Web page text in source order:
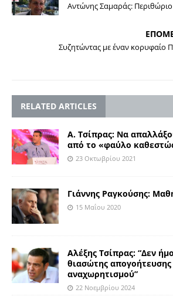
Αντώνης Σαμαράς: Περιθώριο
Συζητώντας με έναν κορυφαίο
RELATED ARTICLES
Α. Τσίπρας: Να
από το «φαύλο
23 Οκτωβρίου 2021
Γιάννης Ραγκούσης:
15 Μαΐου 2020
Aλέξης Τσίπρας: “Δεν
θιασώτης απογοήτευσης
αναχωρητισμού”
22 Νοεμβρίου 2024